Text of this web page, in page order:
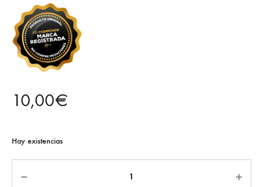
10,00€
Hay existencias